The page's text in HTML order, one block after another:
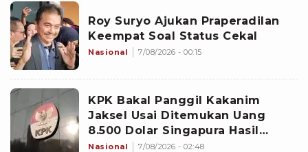
Roy Suryo Ajukan Praperadilan
Keempat Soal Status Cekal
Nasional 7/08/2026 - 00:15
KPK Bakal Panggil Kakanim
Jaksel Usai Ditemukan Uang
8.500 Dolar Singapura Hasil
Penggeledahan
Nasional 7/08/2026 - 02:48